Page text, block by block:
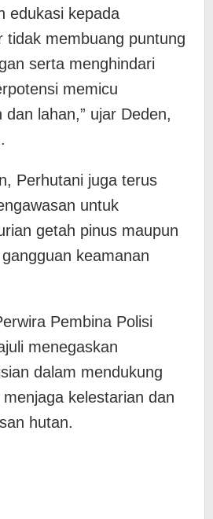
edukasi kepada
tidak membuang puntung
serta menghindari
memicu
dan lahan,” ujar Deden,
Perhutani juga terus
untuk
getah pinus maupun
keamanan
Pembina Polisi
menegaskan
dalam mendukung
kelestarian dan
hutan.